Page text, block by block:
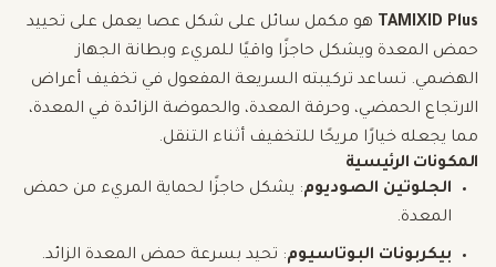
TAMIXID Plus هو مكمل سائل على شكل عصا يعمل على تحييد
حمض المعدة ويشكل حاجزًا واقيًا للمريء وبطانة الجهاز
الهضمي. تساعد تركيبته السريعة المفعول في تخفيف أعراض
الارتجاع الحمضي، وحرقة المعدة، والحموضة الزائدة في المعدة،
مما يجعله خيارًا مريحًا للتخفيف أثناء التنقل.
المكونات الرئيسية
الجلوتين الصوديوم: يشكل حاجزًا لحماية المريء من حمض
المعدة.
بيكربونات البوتاسيوم: تحيد بسرعة حمض المعدة الزائد.